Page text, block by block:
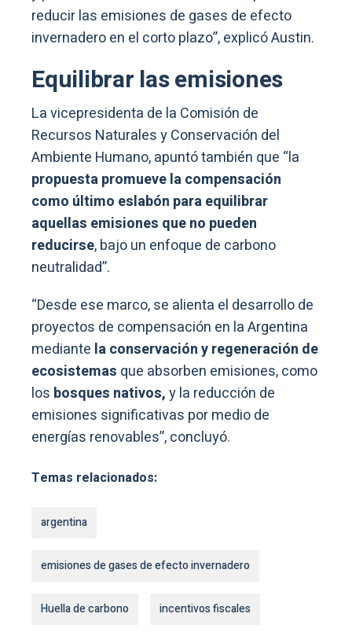
reducir las emisiones de gases de efecto
invernadero en el corto plazo”, explicó Austin.
Equilibrar las emisiones
La vicepresidenta de la Comisión de
Recursos Naturales y Conservación del
Ambiente Humano, apuntó también que “la
propuesta promueve la compensación
como último eslabón para equilibrar
aquellas emisiones que no pueden
reducirse, bajo un enfoque de carbono
neutralidad”.
“Desde ese marco, se alienta el desarrollo de
proyectos de compensación en la Argentina
mediante la conservación y regeneración de
ecosistemas que absorben emisiones, como
los bosques nativos,y la reducción de
emisiones significativas por medio de
energías renovables”, concluyó.
Temas relacionados:
argentina
emisiones de gases de efecto invernadero
Huella de carbono incentivos fiscales